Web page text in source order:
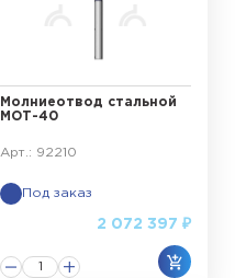
Молниеотвод стальной
МОТ-40
Арт.: 92210
Под заказ
2 072 397 ₽